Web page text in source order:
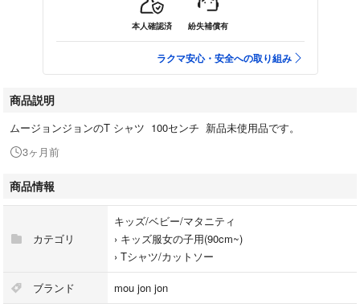
本人確認済 紛失補償有
ラクマ安心・安全への取り組み
商品説明
ムージョンジョンのT シャツ 100センチ 新品未使用品です。
3ヶ月前
商品情報
カテゴリ
キッズ/ベビー/マタニティ
› キッズ服女の子用(90cm~)
› Tシャツ/カットソー
ブランド mou jon jon